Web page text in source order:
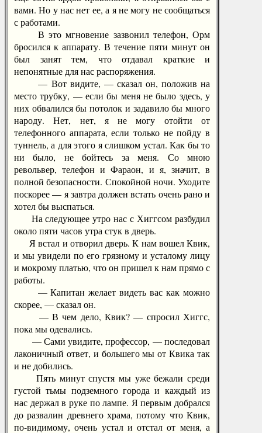
вами. Но у нас нет ее, а я не могу не сообщаться
с работами.
В это мгновение зазвонил телефон, Орм
бросился к аппарату. В течение пяти минут он
был занят тем, что отдавал краткие и
непонятные для нас распоряжения.
— Вот видите, — сказал он, положив на
место трубку, — если бы меня не было здесь, у
них обвалился бы потолок и задавило бы много
народу. Нет, нет, я не могу отойти от
телефонного аппарата, если только не пойду в
туннель, а для этого я слишком устал. Как бы то
ни было, не бойтесь за меня. Со мною
револьвер, телефон и Фараон, и я, значит, в
полной безопасности. Спокойной ночи. Уходите
поскорее — я завтра должен встать очень рано и
хотел бы выспаться.
На следующее утро нас с Хиггсом разбудил
около пяти часов утра стук в дверь.
Я встал и отворил дверь. К нам вошел Квик,
и мы увидели по его грязному и усталому лицу
и мокрому платью, что он пришел к нам прямо с
работы.
— Капитан желает видеть вас как можно
скорее, — сказал он.
— В чем дело, Квик? — спросил Хиггс,
пока мы одевались.
— Сами увидите, профессор, — последовал
лаконичный ответ, и большего мы от Квика так
и не добились.
Пять минут спустя мы уже бежали среди
густой тьмы подземного города и каждый из
нас держал в руке по лампе. Я первым добрался
до развалин древнего храма, потому что Квик,
по-видимому, очень устал и отстал от меня, а